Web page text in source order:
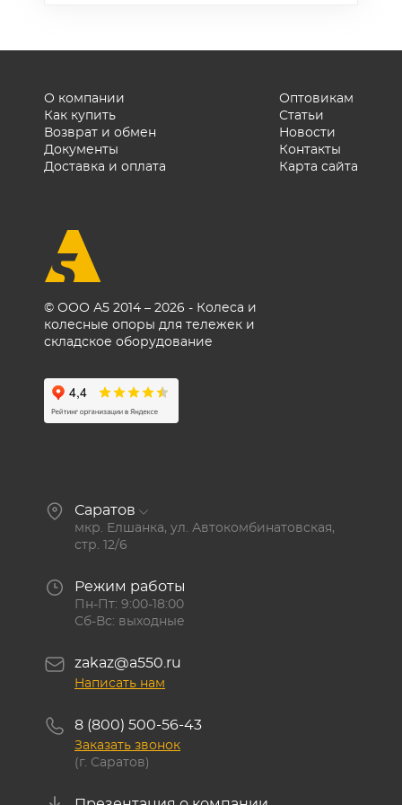
наличие
элемента. Для агрессивных
сред выбирайте опоры из
нержавеющей стали.
© ООО А5 2014 – 2026 - Колеса и
колесные опоры для тележек и
складское оборудование
О компании
Как купить
Возврат и обмен
Документы
Доставка и оплата
Оптовикам
Статьи
Новости
Контакты
Карта сайта
Саратов
мкр. Елшанка, ул. Автокомбинатовская,
стр. 12/6
Режим работы
Пн-Пт: 9:00-18:00
Сб-Вс: выходные
zakaz@a550.ru
Написать нам
8 (800) 500-56-43
Заказать звонок
(г. Саратов)